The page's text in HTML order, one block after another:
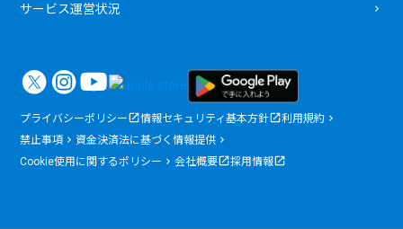
サービス運営状況
プライバシーポリシー 情報セキュリティ基本方針
利用規約
禁止事項
資金決済法に基づく情報提供
Cookie使用に関するポリシー
会社概要 採用情報